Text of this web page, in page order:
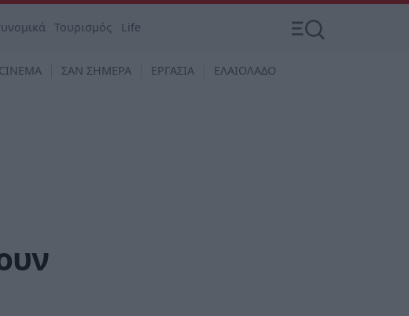
Τουρισμός Life
CINEMA ΣΑΝ ΣΗΜΕΡΑ ΕΡΓΑΣΙΑ ΕΛΑΙΟΛΑΔΟ